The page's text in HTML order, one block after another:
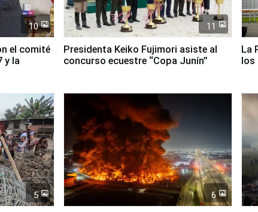
10
el comité
y la
11
Presidenta Keiko Fujimori asiste al
concurso ecuestre “Copa Junín”
La
5 6